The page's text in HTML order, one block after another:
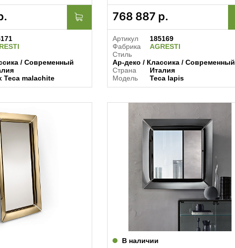
/ Современный
Teca malachite
768 887 р.
Артикул
185169
Фабрика
AGRESTI
Стиль
Ар-деко / Классика / Современный
Страна
Италия
Модель
Teca lapis
В наличии